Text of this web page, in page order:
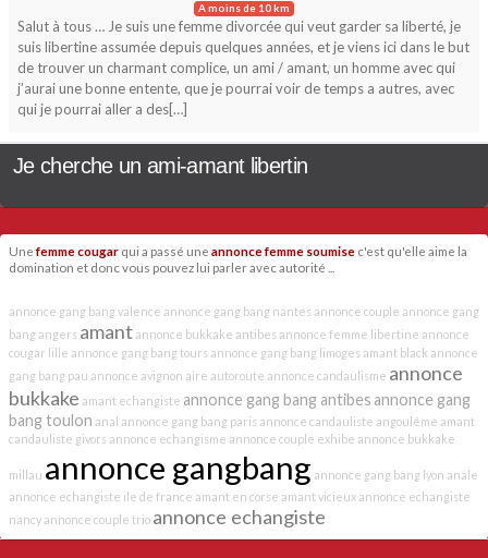
A moins de 10 km
Salut à tous … Je suis une femme divorcée qui veut garder sa liberté, je
suis libertine assumée depuis quelques années, et je viens ici dans le but
de trouver un charmant complice, un ami / amant, un homme avec qui
j’aurai une bonne entente, que je pourrai voir de temps a autres, avec
qui je pourrai aller a des[…]
Je cherche un ami-amant libertin
Unefemme cougar qui a passé une annonce femme soumise c'est qu'elle aime la
domination et donc vous pouvez lui parler avec autorité ...
annonce gang bang valence annonce gang bang nantes annonce couple annonce gang
bang angers amant annonce bukkake antibes annonce femme libertine annonce
cougar lille annonce gang bang tours annonce gang bang limoges amant black annonce
gang bang pau annonce avignon aire autoroute annonce candaulisme annonce
bukkake amant echangiste annonce gang bang antibes annonce gang
bang toulon anal annonce gang bang paris annonce candauliste angoulême amant
candauliste givors annonce echangisme annonce couple exhibe annonce bukkake
millau annonce gangbang annonce gang bang lyon anale
annonce echangiste ile de france amant en corse amant vicieux annonce echangiste
nancy annonce couple trio annonce echangiste